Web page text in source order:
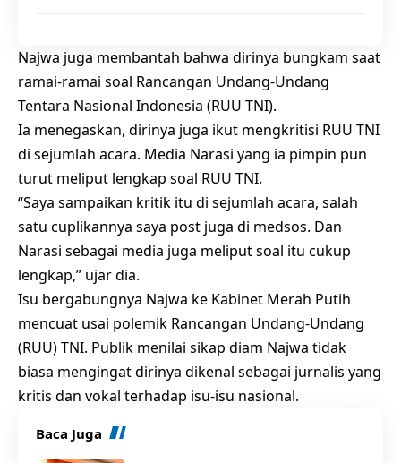
Najwa juga membantah bahwa dirinya bungkam saat
ramai-ramai soal Rancangan Undang-Undang
Tentara Nasional Indonesia (RUU TNI).
Ia menegaskan, dirinya juga ikut mengkritisi RUU TNI
di sejumlah acara. Media Narasi yang ia pimpin pun
turut meliput lengkap soal RUU TNI.
“Saya sampaikan kritik itu di sejumlah acara, salah
satu cuplikannya saya post juga di medsos. Dan
Narasi sebagai media juga meliput soal itu cukup
lengkap,” ujar dia.
Isu bergabungnya Najwa ke Kabinet Merah Putih
mencuat usai polemik Rancangan Undang-Undang
(RUU) TNI. Publik menilai sikap diam Najwa tidak
biasa mengingat dirinya dikenal sebagai jurnalis yang
kritis dan vokal terhadap isu-isu nasional.
Baca Juga